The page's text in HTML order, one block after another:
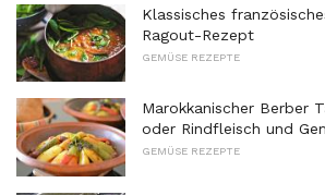
Klassisches
Ragout-Rezept
GEMÜSE REZEPTE
Marokkanischer Berber
oder Rindfleisch und
GEMÜSE REZEPTE